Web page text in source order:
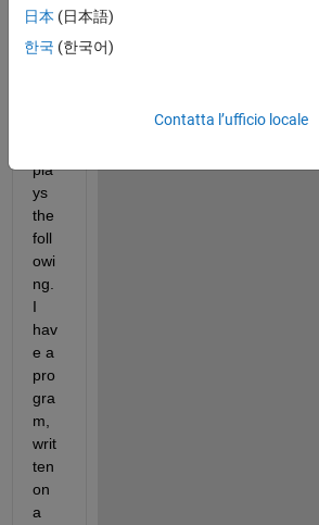
I
t
pla
ys
the
foll
owi
ng.
I
hav
e a
pro
gra
m,
writ
ten
on
a
日本 (日本語)
한국 (한국어)
Contatta l’ufficio locale